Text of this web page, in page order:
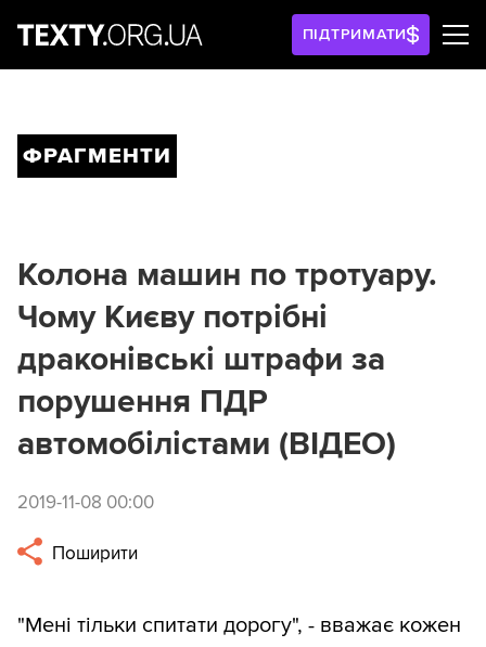
ПІДТРИМАТИ
ФРАГМЕНТИ
Колона машин по тротуару.
Чому Києву потрібні
драконівські штрафи за
порушення ПДР
автомобілістами (ВІДЕО)
2019-11-08 00:00
Поширити
"Мені тільки спитати дорогу", - вважає кожен